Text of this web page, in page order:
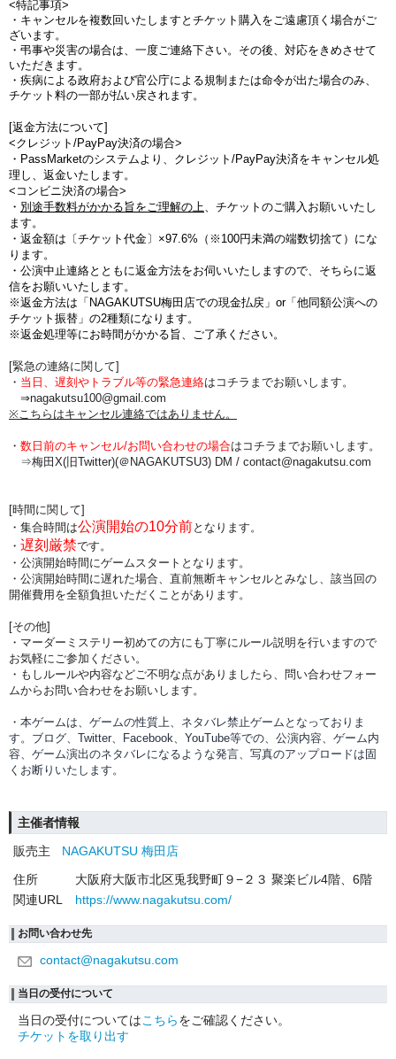
<特記事項>
・キャンセルを複数回いたしますとチケット購入をご遠慮頂く場合がご
ざいます。
・弔事や災害の場合は、一度ご連絡下さい。その後、対応をきめさせて
いただきます。
・疾病による政府および官公庁による規制または命令が出た場合のみ、
チケット料の一部が払い戻されます。
[返金方法について]
<クレジット/PayPay決済の場合>
・PassMarketのシステムより、クレジット/PayPay決済をキャンセル処
理し、返金いたします。
<コンビニ決済の場合>
・ 別途手数料がかかる旨をご理解の上、チケットのご購入お願いいたし
ます。
・ 返金額は〔チケット代金〕×97.6%（※100円未満の端数切捨て ）にな
ります。
・公演中止連絡とともに返金方法をお伺いいたしますので、そちらに返
信をお願いいたします。
※返金方法は「NAGAKUTSU梅田店での現金払戻」or「他同額公演への
チケット振替」の2種類になります。
※返金処理等にお時間がかかる旨、ご了承ください。
[緊急の連絡に関して]
・ 当日、遅刻やトラブル等の緊急連絡はコチラまでお願いします。
⇒nagakutsu100@gmail.com
※こちらはキャンセル連絡ではありません。
・ 数日前のキャンセル/お問い合わせの場合は コチラまでお願いします。
⇒梅田X(旧Twitter)(＠NAGAKUTSU3) DM / contact@nagakutsu.com
[時間に関して]
・集合時間は公演開始の10分前となります。
・ 遅刻厳禁です。
・公演開始時間にゲームスタートとなります。
・公演開始時間に遅れた場合、直前無断キャンセルとみなし、該当回の
開催費用を全額負担いただくことがあります。
[その他]
・マーダーミステリー初めての方にも丁寧にルール説明を行いますので
お気軽にご参加ください。
・もしルールや内容などご不明な点がありましたら、問い合わせフォー
ムからお問い合わせをお願いします。
・本ゲームは、ゲームの性質上、ネタバレ禁止ゲームとなっておりま
す。ブログ、Twitter、Facebook、YouTube等での、 公演内容、 ゲーム内
容、ゲーム演出のネタバレになるような発言、写真のアップロードは固
くお断りいたします。
主催者情報
販売主
NAGAKUTSU 梅田店
住所
大阪府大阪市北区兎我野町９−２３ 聚楽ビル4階、6階
関連URL
https://www.nagakutsu.com/
お問い合わせ先
contact@nagakutsu.com
当日の受付について
当日の受付についてはこちらをご確認ください。
チケットを取り出す